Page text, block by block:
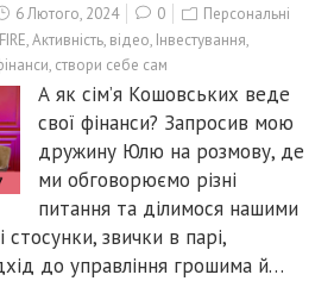
6 Лютого, 2024 0
Персональні
FIRE,Активність, відео, Інвестування,
, створи себе сам
А як сім’я Кошовських веде
свої фінанси? Запросив мою
дружину Юлю на розмову, де
ми обговорюємо різні
питання та ділимося нашими
стосунки, звички в парі,
до управління грошима й…